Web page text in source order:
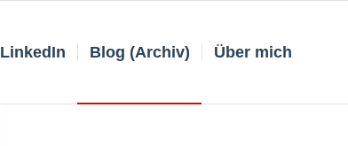
LinkedIn Blog (Archiv) Über mich